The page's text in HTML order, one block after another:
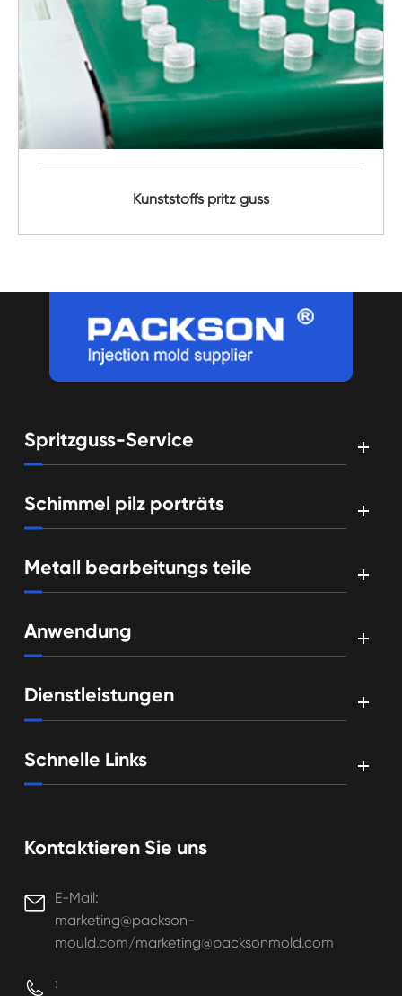
Kunststoffs pritz guss
Spritzguss-Service
Schimmel pilz porträts
Metall bearbeitungs teile
Anwendung
Dienstleistungen
Schnelle Links
Kontaktieren Sie uns

E-Mail:
marketing@packson-
mould.com/marketing@packsonmold.com
 :